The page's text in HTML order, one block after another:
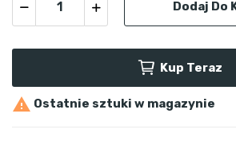
Dodaj Do
Kup Teraz
 Ostatnie sztuki w magazynie